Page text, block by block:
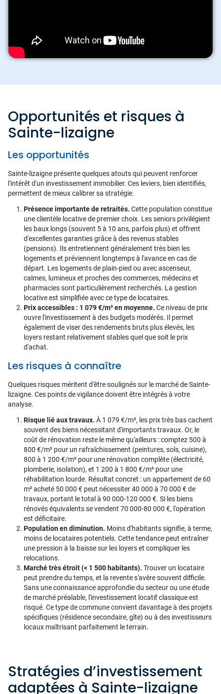
Opportunités et risques à
Sainte-lizaigne
Les opportunités
Sainte-lizaigne présente quelques atouts qui peuvent renforcer
l'intérêt d'un investissement immobilier. Ces leviers, bien identifiés,
permettent de mieux calibrer sa stratégie.
Présence importante de retraités. Cette population constitue
une clientèle locative de premier choix. Les seniors privilégient
les baux longs (souvent 5 à 10 ans, parfois plus) et offrent
d'excellentes garanties grâce à des revenus stables
(pensions). Ils entretiennent généralement très bien les
logements et préviennent longtemps à l'avance en cas de
départ. Les logements de plain-pied ou avec ascenseur,
calmes, lumineux et proches des commerces, médecins et
pharmacies sont particulièrement recherchés. La gestion
locative est simplifiée avec ce type de locataires.
Prix accessibles : 1 079 €/m² en moyenne. Ce niveau de prix
ouvre l'investissement à des budgets modérés. Il permet
également de viser des rendements bruts plus élevés, les
loyers restant relativement stables quel que soit le prix
d'achat.
Les risques à connaître
Quelques risques méritent d'être soulignés sur le marché de Sainte-
lizaigne. Ces points de vigilance doivent être intégrés à votre
analyse.
Risque lié aux travaux. À 1 079 €/m², les prix très bas cachent
souvent des biens nécessitant d'importants travaux. Or, le
coût de rénovation reste le même qu'ailleurs : comptez 500 à
800 €/m² pour un rafraîchissement (peintures, sols, cuisine),
800 à 1 200 €/m² pour une rénovation complète (électricité,
plomberie, isolation), et 1 200 à 1 800 €/m² pour une
réhabilitation lourde. Résultat concret : un appartement de 60
m² acheté 50 000 € peut nécessiter 40 000 à 70 000 € de
travaux, portant le total à 90 000-120 000 €. Si les biens
rénovés équivalents se vendent 70 000-80 000 €, l'opération
est déficitaire.
Population en diminution. Moins d'habitants signifie, à terme,
moins de locataires potentiels. Cette tendance peut entraîner
une pression à la baisse sur les loyers et compliquer les
relocations.
Marché très étroit (< 1 500 habitants). Trouver un locataire
peut prendre du temps, et la revente s'avère souvent difficile.
Sans une connaissance approfondie du secteur ou une étude
de marché préalable, l'investissement locatif classique est
risqué. Ce type de commune convient davantage à des projets
spécifiques (résidence secondaire, gîte) ou à des investisseurs
locaux maîtrisant parfaitement le terrain.
Stratégies d’investissement
adaptées à Sainte-lizaigne